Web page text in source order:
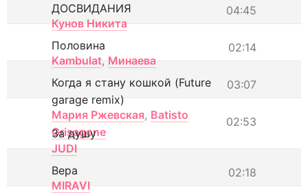
04:45
ДОСВИДАНИЯ
Кунов Никита
02:14
Половина
Kambulat, Минаева
03:07
Когда я стану кошкой (Future
garage remix)
Мария Ржевская, Batisto
Grisagone
02:53
За душу
JUDI
02:18
Вера
MIRAVI